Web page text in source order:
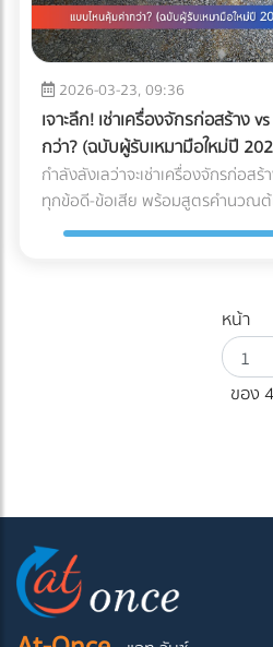
2026-03-23, 09:36
เจาะลึก! เช่าเครื่องจักรก่อสร้าง
กว่า? (ฉบับผู้รับเหมามือใหม่ปี
กำลังลังเลว่าจะเช่าเครื่องจักรก่อส
ทุกข้อดี-ข้อเสีย พร้อมสูตรคำนวณ
เหมามือใหม่ต้องรู้ก่อนตัดสินใจ!
หน้า
ของ